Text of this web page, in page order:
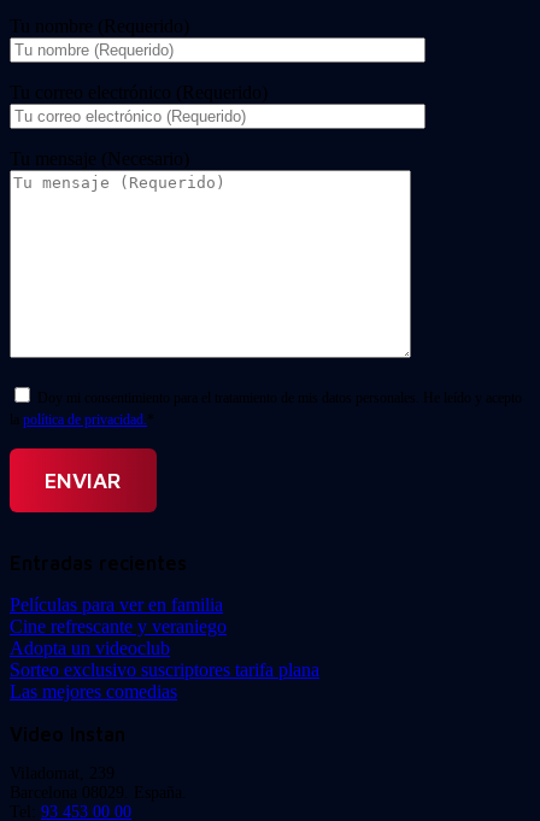
Tu nombre (Requerido)
Tu correo electrónico (Requerido)
Tu mensaje (Necesario)
Doy mi consentimiento para el tratamiento de mis datos personales. He leído y acepto
la política de privacidad. *
Entradas recientes
Películas para ver en familia
Cine refrescante y veraniego
Adopta un videoclub
Sorteo exclusivo suscriptores tarifa plana
Las mejores comedias
Video Instan
Viladomat, 239
Barcelona 08029. España.
Tel: 93 453 00 00